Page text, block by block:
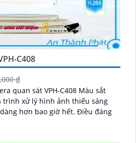
C408
₫
quan sát VPH-C408 Màu sắt
trình xử lý hình ảnh thiếu sáng
bao giờ hết. Điều đáng